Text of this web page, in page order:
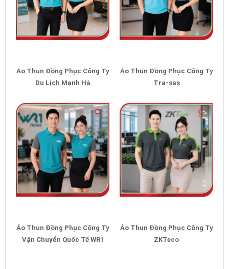
Áo Thun Đồng Phục Công Ty
Du Lịch Mạnh Hà
Áo Thun Đồng Phục Công Ty
Tra-sas
Áo Thun Đồng Phục Công Ty
Vận Chuyển Quốc Tế WR1
Áo Thun Đồng Phục Công Ty
ZKTeco